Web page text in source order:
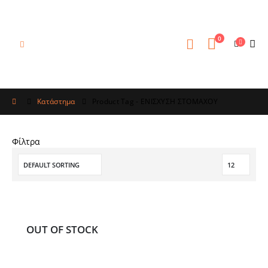
0
Κατάστημα
Φίλτρα
OUT OF STOCK